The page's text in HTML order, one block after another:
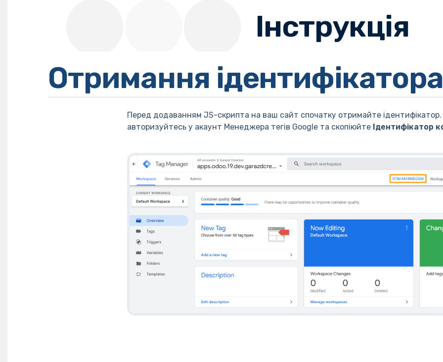
Інструкція
Отримання
Перед додаванням JS-скрипта на ваш сайт спочатку отримайте ідентифікатор.
авторизуйтесь у акаунт Менеджера тегів Google та скопіюйте Ідентифікатор